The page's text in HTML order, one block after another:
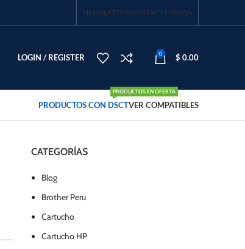
NEWSLETTERCONTACT USFAQS
LOGIN / REGISTER 0 $ 0.00
PRODUCTOS CON DSCT
PRODUCTOS EN OFERTA
VER COMPATIBLES
CATEGORÍAS
Blog
Brother Peru
Cartucho
Cartucho HP